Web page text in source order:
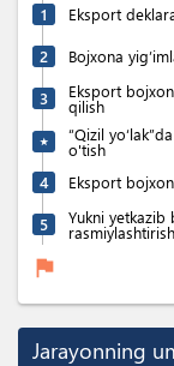
1 Eksport
2 Bojxona
3 Eksport
qilish
★ “Qizil
o'tish
4 Eksport
5 Yukni yetkazib
rasmiylashtirish
flag
Jarayonning